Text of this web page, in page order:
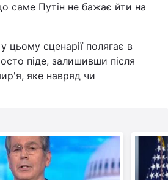
саме Путін не бажає йти на
цьому сценарії полягає в
піде, залишивши після
яке навряд чи